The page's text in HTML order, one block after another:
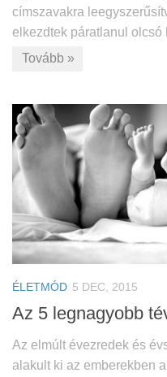
címszavakra
elkezdtek páratlanul olcsó
Tovább »
ÉLETMÓD 5 DEC, 2015
Az 5 legnagyobb
Az elmúlt évezredek és
alakult ki az emberekben